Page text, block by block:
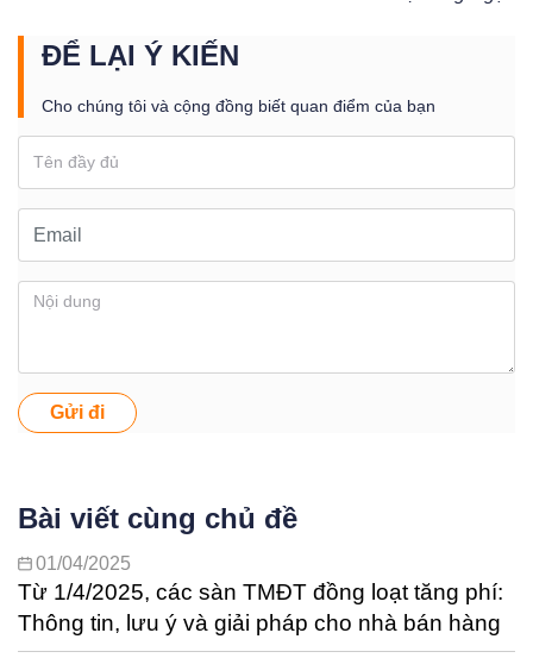
ĐỂ LẠI Ý KIẾN
Cho chúng tôi và cộng đồng biết quan điểm của bạn
Gửi đi
Bài viết cùng chủ đề
01/04/2025
Từ 1/4/2025, các sàn TMĐT đồng loạt tăng phí:
Thông tin, lưu ý và giải pháp cho nhà bán hàng